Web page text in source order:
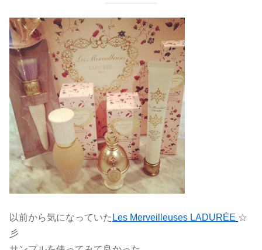
以前から気になっていた Les Merveilleuses LADURÉE ☆
彡